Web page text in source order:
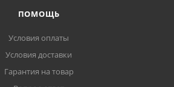
ПОМОЩЬ
Условия оплаты
Условия доставки
Гарантия на товар